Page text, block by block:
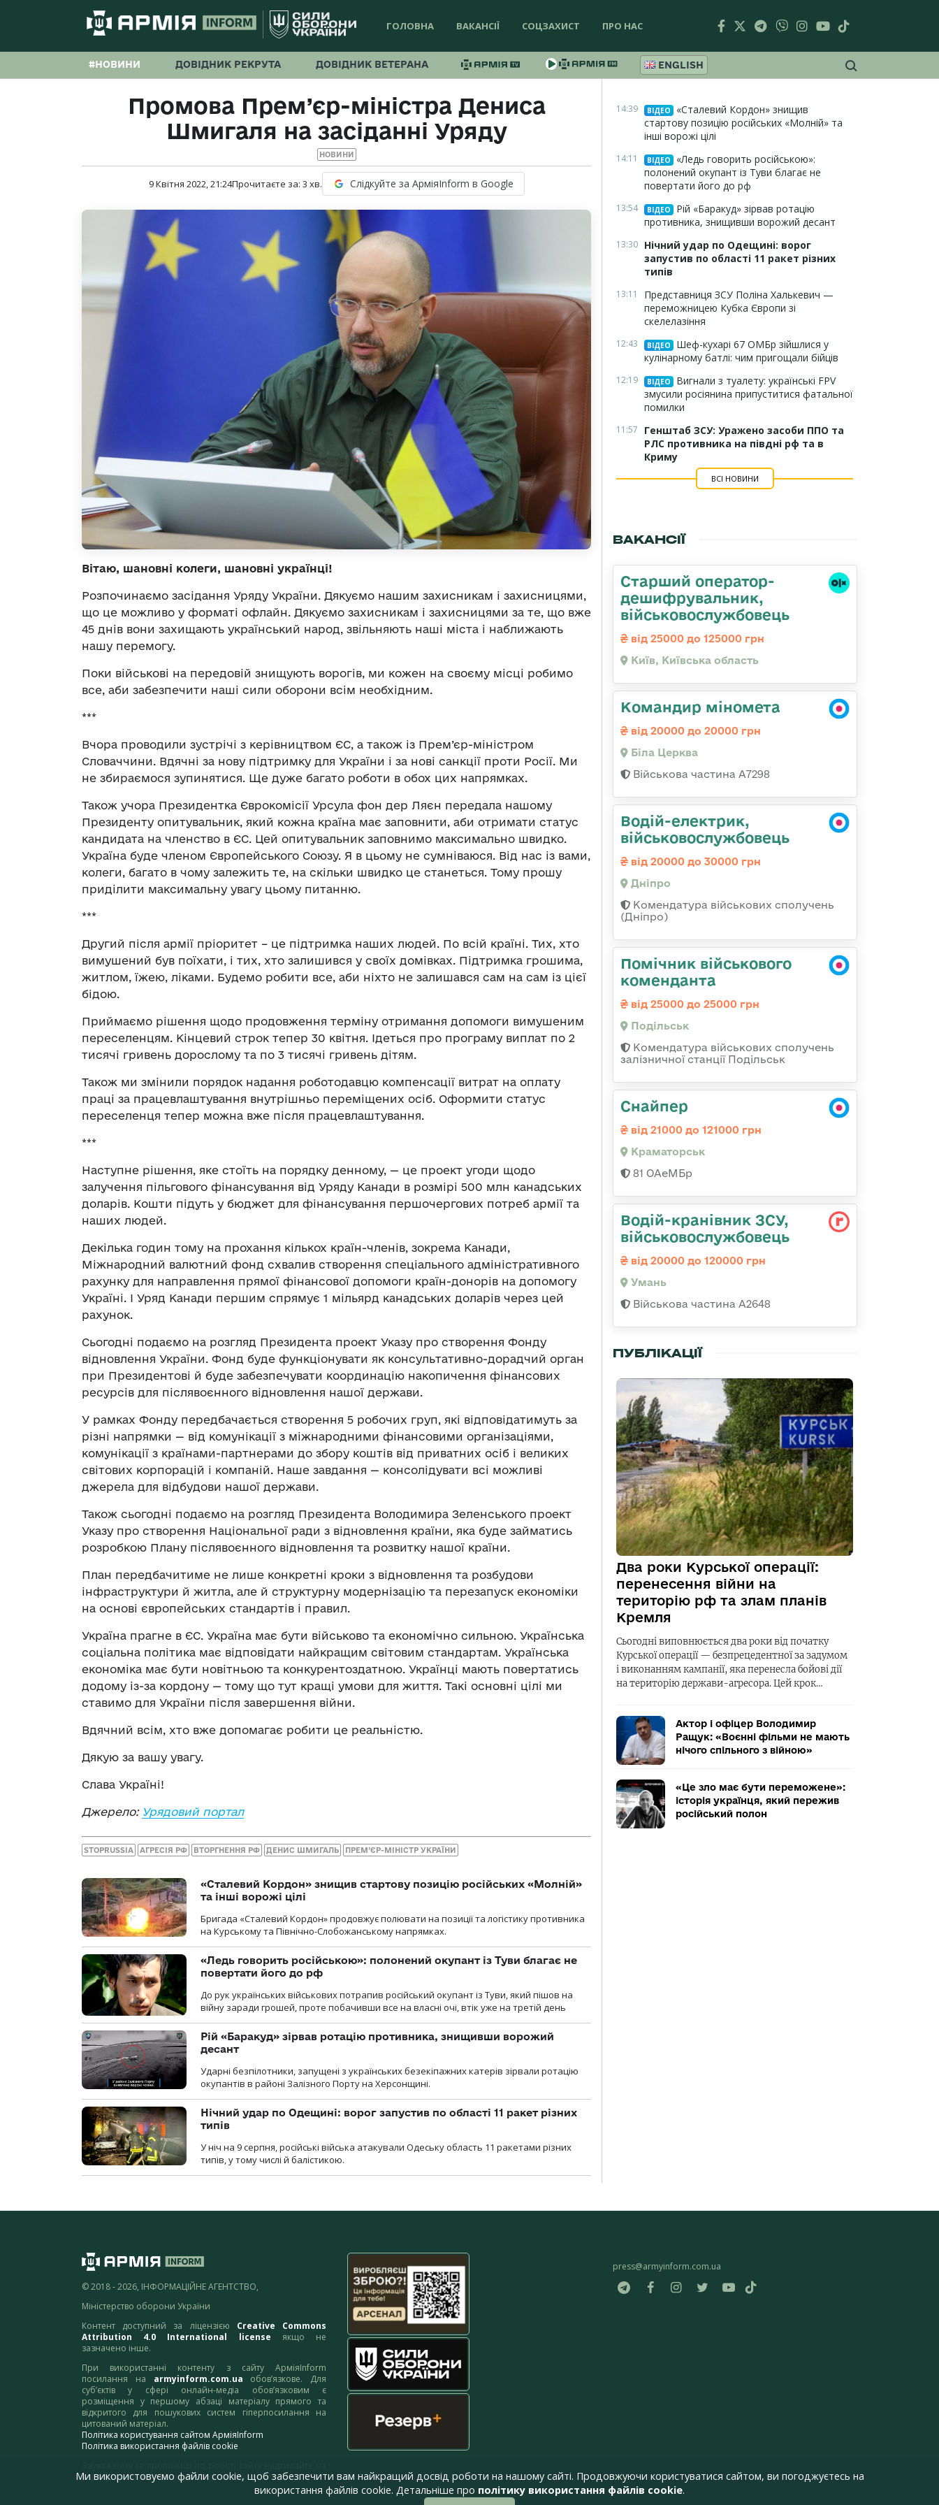
ГОЛОВНА ВАКАНСІЇ СОЦЗАХИСТ ПРО НАС
#НОВИНИ ДОВІДНИК РЕКРУТА ДОВІДНИК ВЕТЕРАНА ENGLISH
Промова Прем’єр-міністра Дениса
Шмигаля на засіданні Уряду
НОВИНИ
9 Квітня 2022, 21:24Прочитаєте за: 3 хв. Слідкуйте за АрміяInform в Google
Вітаю, шановні колеги, шановні українці!
Розпочинаємо засідання Уряду України. Дякуємо нашим захисникам і захисницями,
що це можливо у форматі офлайн. Дякуємо захисникам і захисницями за те, що вже
45 днів вони захищають український народ, звільняють наші міста і наближають
нашу перемогу.
Поки військові на передовій знищують ворогів, ми кожен на своєму місці робимо
все, аби забезпечити наші сили оборони всім необхідним.
***
Вчора проводили зустрічі з керівництвом ЄС, а також із Прем’єр-міністром
Словаччини. Вдячні за нову підтримку для України і за нові санкції проти Росії. Ми
не збираємося зупинятися. Ще дуже багато роботи в обох цих напрямках.
Також учора Президентка Єврокомісії Урсула фон дер Ляєн передала нашому
Президенту опитувальник, який кожна країна має заповнити, аби отримати статус
кандидата на членство в ЄС. Цей опитувальник заповнимо максимально швидко.
Україна буде членом Європейського Союзу. Я в цьому не сумніваюся. Від нас із вами,
колеги, багато в чому залежить те, на скільки швидко це станеться. Тому прошу
приділити максимальну увагу цьому питанню.
***
Другий після армії пріоритет – це підтримка наших людей. По всій країні. Тих, хто
вимушений був поїхати, і тих, хто залишився у своїх домівках. Підтримка грошима,
житлом, їжею, ліками. Будемо робити все, аби ніхто не залишався сам на сам із цієї
бідою.
Приймаємо рішення щодо продовження терміну отримання допомоги вимушеним
переселенцям. Кінцевий строк тепер 30 квітня. Ідеться про програму виплат по 2
тисячі гривень дорослому та по 3 тисячі гривень дітям.
Також ми змінили порядок надання роботодавцю компенсації витрат на оплату
праці за працевлаштування внутрішньо переміщених осіб. Оформити статус
переселенця тепер можна вже після працевлаштування.
***
Наступне рішення, яке стоїть на порядку денному, — це проект угоди щодо
залучення пільгового фінансування від Уряду Канади в розмірі 500 млн канадських
доларів. Кошти підуть у бюджет для фінансування першочергових потреб армії та
наших людей.
Декілька годин тому на прохання кількох країн-членів, зокрема Канади,
Міжнародний валютний фонд схвалив створення спеціального адміністративного
рахунку для направлення прямої фінансової допомоги країн-донорів на допомогу
Україні. І Уряд Канади першим спрямує 1 мільярд канадських доларів через цей
рахунок.
Сьогодні подаємо на розгляд Президента проект Указу про створення Фонду
відновлення України. Фонд буде функціонувати як консультативно-дорадчий орган
при Президентові й буде забезпечувати координацію накопичення фінансових
ресурсів для післявоєнного відновлення нашої держави.
У рамках Фонду передбачається створення 5 робочих груп, які відповідатимуть за
різні напрямки — від комунікації з міжнародними фінансовими організаціями,
комунікації з країнами-партнерами до збору коштів від приватних осіб і великих
світових корпорацій і компаній. Наше завдання — консолідувати всі можливі
джерела для відбудови нашої держави.
Також сьогодні подаємо на розгляд Президента Володимира Зеленського проект
Указу про створення Національної ради з відновлення країни, яка буде займатись
розробкою Плану післявоєнного відновлення та розвитку нашої країни.
План передбачитиме не лише конкретні кроки з відновлення та розбудови
інфраструктури й житла, але й структурну модернізацію та перезапуск економіки
на основі європейських стандартів і правил.
Україна прагне в ЄС. Україна має бути військово та економічно сильною. Українська
соціальна політика має відповідати найкращим світовим стандартам. Українська
економіка має бути новітньою та конкурентоздатною. Українці мають повертатись
додому із-за кордону — тому що тут кращі умови для життя. Такі основні цілі ми
ставимо для України після завершення війни.
Вдячний всім, хто вже допомагає робити це реальністю.
Дякую за вашу увагу.
Слава Україні!
Джерело: Урядовий портал
STOPRUSSIA АГРЕСІЯ РФ ВТОРГНЕННЯ РФ ДЕНИС ШМИГАЛЬ ПРЕМ’ЄР-МІНІСТР УКРАЇНИ
«Сталевий Кордон» знищив стартову позицію російських «Молній»
та інші ворожі цілі
Бригада «Сталевий Кордон» продовжує полювати на позиції та логістику противника
на Курському та Північно-Слобожанському напрямках.
«Ледь говорить російською»: полонений окупант із Туви благає не
повертати його до рф
До рук українських військових потрапив російський окупант із Туви, який пішов на
війну заради грошей, проте побачивши все на власні очі, втік уже на третій день
Рій «Баракуд» зірвав ротацію противника, знищивши ворожий
десант
Ударні безпілотники, запущені з українських безекіпажних катерів зірвали ротацію
окупантів в районі Залізного Порту на Херсонщині.
Нічний удар по Одещині: ворог запустив по області 11 ракет різних
типів
У ніч на 9 серпня, російські війська атакували Одеську область 11 ракетами різних
типів, у тому числі й балістикою.
14:39 ВІДЕО
«Сталевий Кордон» знищив
стартову позицію російських «Молній» та
інші ворожі цілі
14:11 ВІДЕО
«Ледь говорить російською»:
полонений окупант із Туви благає не
повертати його до рф
13:54 ВІДЕО
Рій «Баракуд» зірвав ротацію
противника, знищивши ворожий десант
13:30 Нічний удар по Одещині: ворог
запустив по області 11 ракет різних
типів
13:11
Представниця ЗСУ Поліна Халькевич —
переможницею Кубка Європи зі
скелелазіння
12:43 ВІДЕО
Шеф-кухарі 67 ОМБр зійшлися у
кулінарному батлі: чим пригощали бійців
12:19 ВІДЕО
Вигнали з туалету: українські FPV
змусили росіянина припуститися фатальної
помилки
11:57
Генштаб ЗСУ: Уражено засоби ППО та
РЛС противника на півдні рф та в
Криму
ВСІ НОВИНИ
ВАКАНСІЇ
Старший оператор-
дешифрувальник,
військовослужбовець
від 25000 до 125000 грн
Київ, Київська область
Командир міномета
від 20000 до 20000 грн
Біла Церква
Військова частина А7298
Водій-електрик,
військовослужбовець
від 20000 до 30000 грн
Дніпро
Комендатура військових сполучень
(Дніпро)
Помічник військового
коменданта
від 25000 до 25000 грн
Подільськ
Комендатура військових сполучень
залізничної станції Подільськ
Снайпер
від 21000 до 121000 грн
Краматорськ
81 ОАеМБр
Водій-кранівник ЗСУ,
військовослужбовець
від 20000 до 120000 грн
Умань
Військова частина А2648
ПУБЛІКАЦІЇ
Два роки Курської операції:
перенесення війни на
територію рф та злам планів
Кремля
Сьогодні виповнюється два роки від початку
Курської операції — безпрецедентної за задумом
і виконанням кампанії, яка перенесла бойові дії
на територію держави-агресора. Цей крок…
Актор і офіцер Володимир
Ращук: «Воєнні фільми не мають
нічого спільного з війною»
«Це зло має бути переможене»:
історія українця, який пережив
російський полон
© 2018 - 2026, ІНФОРМАЦІЙНЕ АГЕНТСТВО,
Міністерство оборони України
Контент доступний за ліцензією Creative Commons
Attribution 4.0 International license якщо не
зазначено інше.
При використанні контенту з сайту АрміяInform
посилання на armyinform.com.ua обов’язкове. Для
суб’єктів у сфері онлайн-медіа обов’язковим є
розміщення у першому абзаці матеріалу прямого та
відкритого для пошукових систем гіперпосилання на
цитований матеріал.
Політика користування сайтом АрміяInform
Політика використання файлів cookie
адресу:webmaster@armyinform.com.ua
press@armyinform.com.ua
Ми використовуємо файли cookie, щоб забезпечити вам найкращий досвід роботи на нашому сайті. Продовжуючи користуватися сайтом, ви погоджуєтесь на
використання файлів cookie. Детальніше про політику використання файлів cookie.